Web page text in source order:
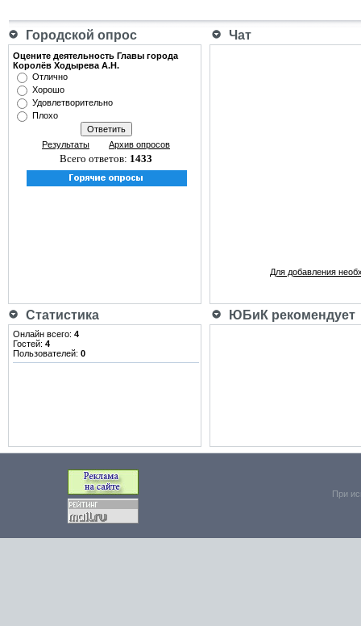
Городской опрос Чат
Оцените деятельность Главы города
Королёв Ходырева А.Н.
Отлично
Хорошо
Удовлетворительно
Плохо
Результаты Архив опросов
Всего ответов: 1433
Для добавления
Статистика ЮБиК рекомендует
Онлайн всего: 4
Гостей: 4
Пользователей: 0
При